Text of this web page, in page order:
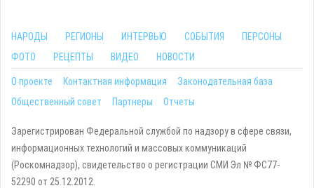
НАРОДЫ РЕГИОНЫ ИНТЕРВЬЮ СОБЫТИЯ
ПЕРСОНЫ
ФОТО
РЕЦЕПТЫ ВИДЕО НОВОСТИ
О проекте Контактная информация
Законодательная база
Общественный совет
Партнеры Отчеты
Зарегистрирован Федеральной службой по надзору в сфере связи,
информационных технологий и массовых коммуникаций
(Роскомнадзор), свидетельство о регистрации СМИ Эл № ФС77-
52290 от 25.12.2012.